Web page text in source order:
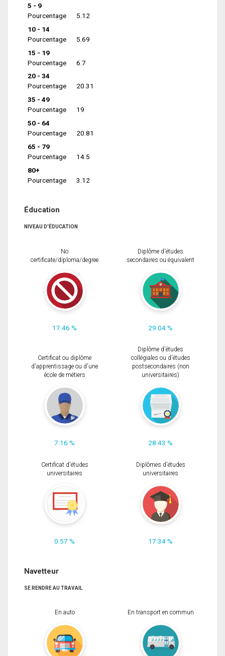
5 - 9
Pourcentage
5.12
10 - 14
Pourcentage
5.69
15 - 19
Pourcentage
6.7
20 - 34
Pourcentage
20.31
35 - 49
Pourcentage
19
50 - 64
Pourcentage
20.81
65 - 79
Pourcentage
14.5
80+
Pourcentage
3.12
Éducation
NIVEAU D'ÉDUCATION
No
certificate/diploma/degree
17.46 %
Diplôme d'études
secondaires ou équivalent
29.04 %
Certificat ou diplôme
d'apprentissage ou d'une
école de métiers
7.16 %
Diplôme d'études
collégiales ou d'études
postsecondaires (non
universitaires)
28.43 %
Certificat d'études
universitaires
0.57 %
Diplômes d'études
universitaires
17.34 %
Navetteur
SE RENDRE AU TRAVAIL
En auto En transport en commun